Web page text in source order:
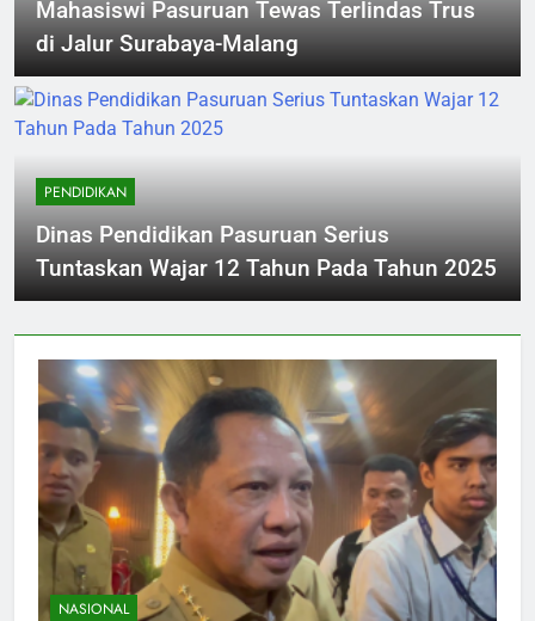
Mahasiswi Pasuruan Tewas Terlindas Trus
di Jalur Surabaya-Malang
PENDIDIKAN
Dinas Pendidikan Pasuruan Serius
Tuntaskan Wajar 12 Tahun Pada Tahun 2025
NASIONAL